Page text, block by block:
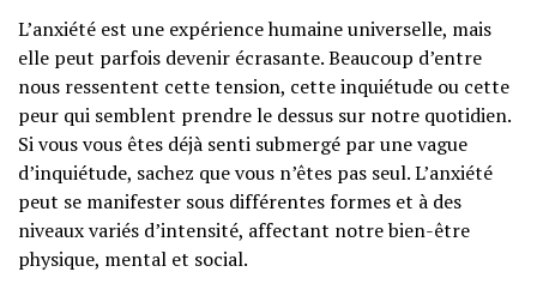
L’anxiété est une expérience humaine universelle, mais
elle peut parfois devenir écrasante. Beaucoup d’entre
nous ressentent cette tension, cette inquiétude ou cette
peur qui semblent prendre le dessus sur notre quotidien.
Si vous vous êtes déjà senti submergé par une vague
d’inquiétude, sachez que vous n’êtes pas seul. L’anxiété
peut se manifester sous différentes formes et à des
niveaux variés d’intensité, affectant notre bien-être
physique, mental et social.